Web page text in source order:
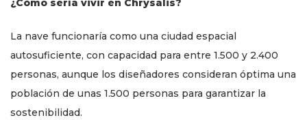
¿Cómo sería vivir en Chrysalis?
La nave funcionaría como una ciudad espacial
autosuficiente, con capacidad para entre 1.500 y 2.400
personas, aunque los diseñadores consideran óptima una
población de unas 1.500 personas para garantizar la
sostenibilidad.